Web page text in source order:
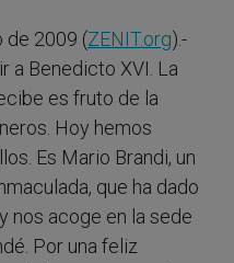
de 2009 (ZENIT.org).-
a Benedicto XVI. La
es fruto de la
Hoy hemos
Es Mario Brandi, un
que ha dado
nos acoge en la sede
Por una feliz